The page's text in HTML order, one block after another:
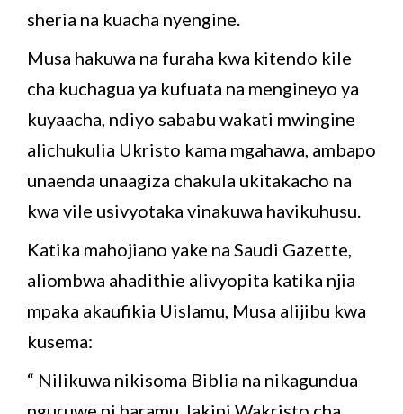
sheria na kuacha nyengine.
Musa hakuwa na furaha kwa kitendo kile
cha kuchagua ya kufuata na mengineyo ya
kuyaacha, ndiyo sababu wakati mwingine
alichukulia Ukristo kama mgahawa, ambapo
unaenda unaagiza chakula ukitakacho na
kwa vile usivyotaka vinakuwa havikuhusu.
Katika mahojiano yake na Saudi Gazette,
aliombwa ahadithie alivyopita katika njia
mpaka akaufikia Uislamu, Musa alijibu kwa
kusema:
“ Nilikuwa nikisoma Biblia na nikagundua